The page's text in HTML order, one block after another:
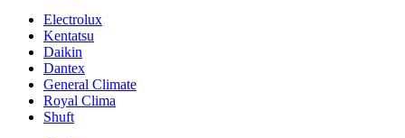
Electrolux
Kentatsu
Daikin
Dantex
General Climate
Royal Clima
Shuft